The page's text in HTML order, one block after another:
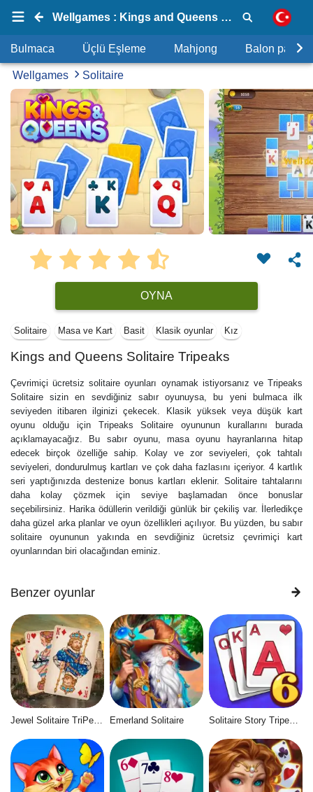
Wellgames : Kings and Queens Solitaire Tripeaks
Bulmaca Üçlü Eşleme Mahjong Balon
Wellgames Solitaire
OYNA
Solitaire Masa ve Kart Basit Klasik oyunlar Kız
Kings and Queens Solitaire Tripeaks
Çevrimiçi ücretsiz solitaire oyunları oynamak istiyorsanız ve Tripeaks
Solitaire sizin en sevdiğiniz sabır oyunuysa, bu yeni bulmaca ilk
seviyeden itibaren ilginizi çekecek. Klasik yüksek veya düşük kart
oyunu olduğu için Tripeaks Solitaire oyununun kurallarını burada
açıklamayacağız. Bu sabır oyunu, masa oyunu hayranlarına hitap
edecek birçok özelliğe sahip. Kolay ve zor seviyeleri, çok tahtalı
seviyeleri, dondurulmuş kartları ve çok daha fazlasını içeriyor. 4 kartlık
seri yaptığınızda destenize bonus kartları eklenir. Solitaire tahtalarını
daha kolay çözmek için seviye başlamadan önce bonuslar
seçebilirsiniz. Harika ödüllerin verildiği günlük bir çekiliş var. İlerledikçe
daha güzel arka planlar ve oyun özellikleri açılıyor. Bu yüzden, bu sabır
solitaire oyununun yakında en sevdiğiniz ücretsiz çevrimiçi kart
oyunlarından biri olacağından eminiz.
Benzer oyunlar
Emerland Solitaire Solitaire Story Tripeaks 6